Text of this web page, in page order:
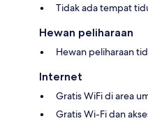
Tidak ada tempat
Hewan peliharaan
Hewan peliharaan
Internet
Gratis WiFi di area
Gratis Wi-Fi dan